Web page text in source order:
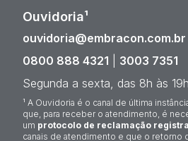
Ouvidoria¹
ouvidoria@embracon.com.br
0800 888 4321
3003 7351
Segunda a sexta, das 8h às
¹ A Ouvidoria é o canal de última
que, para receber o atendimento, é
um protocolo de reclamação
canais de atendimento e que o retorno